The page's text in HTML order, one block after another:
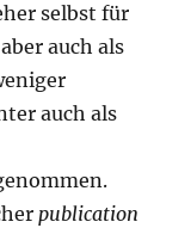
selbst für
auch als
auch als
publication